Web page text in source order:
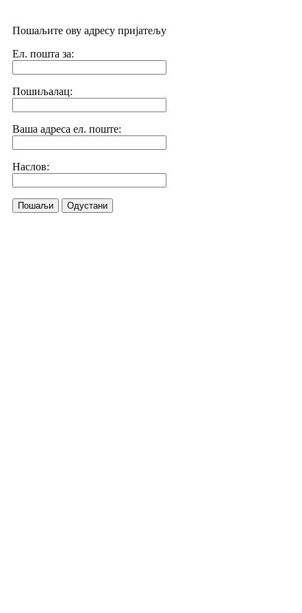
Пошаљите ову адресу пријатељу
Ел. пошта за:
Пошиљалац:
Ваша адреса ел. поште:
Наслов:
Пошаљи Одустани